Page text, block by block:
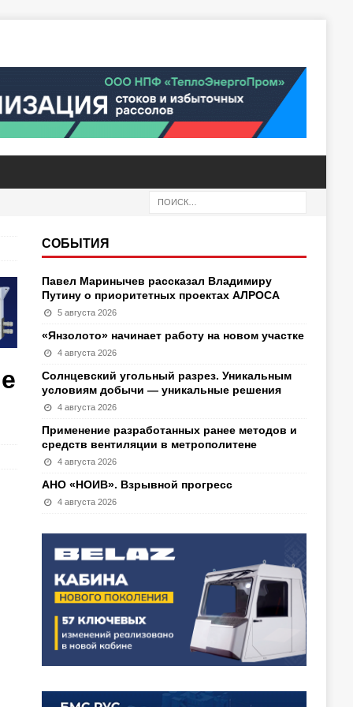
СОБЫТИЯ
Павел Маринычев рассказал Владимиру
Путину о приоритетных проектах АЛРОСА
5 августа 2026
«Янзолото» начинает работу на новом участке
4 августа 2026
Солнцевский угольный разрез. Уникальным
условиям добычи — уникальные решения
4 августа 2026
Применение разработанных ранее методов и
средств вентиляции в метрополитене
4 августа 2026
АНО «НОИВ». Взрывной прогресс
4 августа 2026